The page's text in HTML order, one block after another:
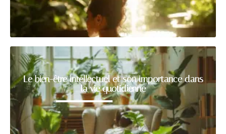
Le bien-être intellectuel et son importance dans
la vie quotidienne